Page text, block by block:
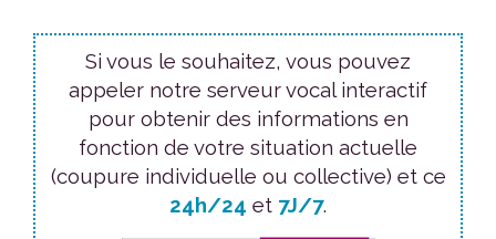
Si vous le souhaitez, vous pouvez
appeler notre serveur vocal interactif
pour obtenir des informations en
fonction de votre situation actuelle
(coupure individuelle ou collective) et ce
24h/24 et 7J/7.